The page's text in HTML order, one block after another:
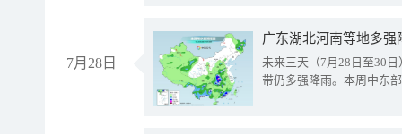
7月28日
广东湖北河南等地多
未来三天（7月28日至30
带仍多强降雨。本周中东